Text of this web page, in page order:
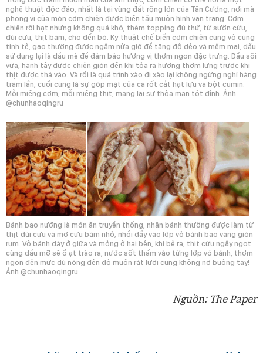
nghệ thuật độc đáo, nhất là tại vùng đất rộng lớn của Tân Cương, nơi mà
phong vị của món cơm chiên được biến tấu muôn hình vạn trạng. Cơm
chiên rời hạt nhưng không quá khô, thêm topping đủ thứ, từ sườn cừu,
đùi cừu, thịt băm, cho đến bò. Kỹ thuật chế biến cơm chiên cũng vô cùng
tinh tế, gạo thường được ngâm nửa giờ để tăng độ dẻo và mềm mại, dầu
sử dụng lại là dầu mè để đảm bảo hương vị thơm ngon đặc trưng. Dầu sôi
vừa, hành tây được chiên giòn đến khi tỏa ra hương thơm lừng trước khi
thịt được thả vào. Và rồi là quá trình xào đi xào lại không ngừng nghỉ hàng
trăm lần, cuối cùng là sự góp mặt của cà rốt cắt hạt lựu và bột cumin.
Mỗi miếng cơm, mỗi miếng thịt, mang lại sự thỏa mãn tột đỉnh. Ảnh
@chunhaoqingru
Bánh bao nướng là món ăn truyền thống, nhân bánh thường được làm từ
thịt đùi cừu và mỡ cừu băm nhỏ, nhồi đầy vào lớp vỏ bánh bao vàng giòn
rụm. Vỏ bánh dày ở giữa và mỏng ở hai bên, khi bẻ ra, thịt cừu ngậy ngọt
cùng dầu mỡ sẽ ồ ạt trào ra, nước sốt thấm vào từng lớp vỏ bánh, thơm
ngon đến mức dù nóng đến độ muốn rát lưỡi cũng không nỡ buông tay!
Ảnh @chunhaoqingru
Nguồn: The Paper